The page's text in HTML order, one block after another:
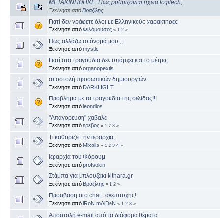
ΜΕΤΑΚΙΝΗΘΗΚΕ: Πως ρυθμίζονται ηχεία logitech;
Ξεκίνησε από Βραζίλης
Γιατί δεν γράφετε όλοι με Ελληνικούς χαρακτήρες
Ξεκίνησε από Φιλόμουσος « 1 2 »
Πως αλλάζω το όνομά μου ;;
Ξεκίνησε από mystic
Γιατί στα τραγούδια δεν υπάρχει και το μέτρο;
Ξεκίνησε από organopextis
αποστολή προσωπικών δημιουργιών
Ξεκίνησε από DARKLIGHT
Πρόβλημα με τα τραγούδια της σελίδας!!!
Ξεκίνησε από leondios
"Απαγορευση" χαβαλε
Ξεκίνησε από ερεβος « 1 2 3 »
Τι καθοριζει την ιεραρχια;
Ξεκίνησε από Mixalis « 1 2 3 4 »
Ιεραρχία του Φόρουμ
Ξεκίνησε από profsokin
Στάμπα για μπλουζάκι kithara.gr
Ξεκίνησε από Βραζίλης « 1 2 »
Προσβαση στο chat...ανεπιτυχης!
Ξεκίνησε από iRoN mAiDeN « 1 2 3 »
Αποστολή e-mail από τα διάφορα θέματα